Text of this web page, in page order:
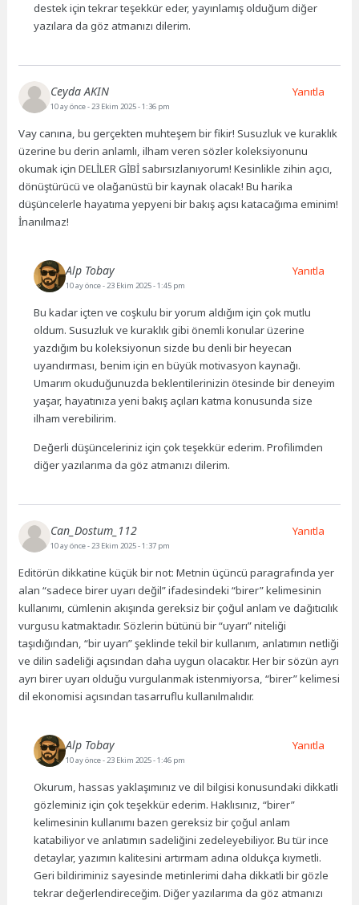
destek için tekrar teşekkür eder, yayınlamış olduğum diğer
yazılara da göz atmanızı dilerim.
Ceyda AKIN
10 ay önce- 23 Ekim 2025 - 1:36 pm
Vay canına, bu gerçekten muhteşem bir fikir! Susuzluk ve kuraklık
üzerine bu derin anlamlı, ilham veren sözler koleksiyonunu
okumak için DELİLER GİBİ sabırsızlanıyorum! Kesinlikle zihin açıcı,
dönüştürücü ve olağanüstü bir kaynak olacak! Bu harika
düşüncelerle hayatıma yepyeni bir bakış açısı katacağıma eminim!
İnanılmaz!
Yanıtla
Alp Tobay
10 ay önce- 23 Ekim 2025 - 1:45 pm
Bu kadar içten ve coşkulu bir yorum aldığım için çok mutlu
oldum. Susuzluk ve kuraklık gibi önemli konular üzerine
yazdığım bu koleksiyonun sizde bu denli bir heyecan
uyandırması, benim için en büyük motivasyon kaynağı.
Umarım okuduğunuzda beklentilerinizin ötesinde bir deneyim
yaşar, hayatınıza yeni bakış açıları katma konusunda size
ilham verebilirim.
Değerli düşünceleriniz için çok teşekkür ederim. Profilimden
diğer yazılarıma da göz atmanızı dilerim.
Yanıtla
Can_Dostum_112
10 ay önce- 23 Ekim 2025 - 1:37 pm
Editörün dikkatine küçük bir not: Metnin üçüncü paragrafında yer
alan “sadece birer uyarı değil” ifadesindeki “birer” kelimesinin
kullanımı, cümlenin akışında gereksiz bir çoğul anlam ve dağıtıcılık
vurgusu katmaktadır. Sözlerin bütünü bir “uyarı” niteliği
taşıdığından, “bir uyarı” şeklinde tekil bir kullanım, anlatımın netliği
ve dilin sadeliği açısından daha uygun olacaktır. Her bir sözün ayrı
ayrı birer uyarı olduğu vurgulanmak istenmiyorsa, “birer” kelimesi
dil ekonomisi açısından tasarruflu kullanılmalıdır.
Yanıtla
Alp Tobay
10 ay önce- 23 Ekim 2025 - 1:46 pm
Okurum, hassas yaklaşımınız ve dil bilgisi konusundaki dikkatli
gözleminiz için çok teşekkür ederim. Haklısınız, “birer”
kelimesinin kullanımı bazen gereksiz bir çoğul anlam
katabiliyor ve anlatımın sadeliğini zedeleyebiliyor. Bu tür ince
detaylar, yazımın kalitesini artırmam adına oldukça kıymetli.
Geri bildiriminiz sayesinde metinlerimi daha dikkatli bir gözle
tekrar değerlendireceğim. Diğer yazılarıma da göz atmanızı
Yanıtla